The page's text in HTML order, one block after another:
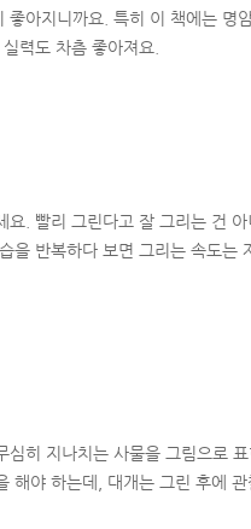
아지니까요. 특히 이 책에는 명
력도 차츰 좋아져요.
. 빨리 그린다고 잘 그리는 건 아
을 반복하다 보면 그리는 속도는
히 지나치는 사물을 그림으로
해야 하는데, 대개는 그린 후에